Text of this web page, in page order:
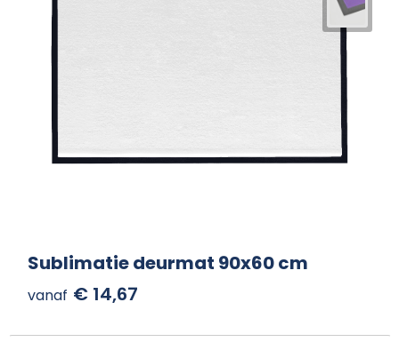
Sublimatie deurmat 90x60 cm
vanaf € 14,67